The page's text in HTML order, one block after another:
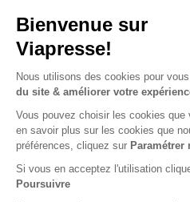
Rédaction de la
applications, services et
Les prés-requis du Poste :
Vous maitrisez :
Le langage PHP et du
Les outils de contrôle de
L’environnement Linux
SQL : modélisation de
de données
Les connaissances suivantes